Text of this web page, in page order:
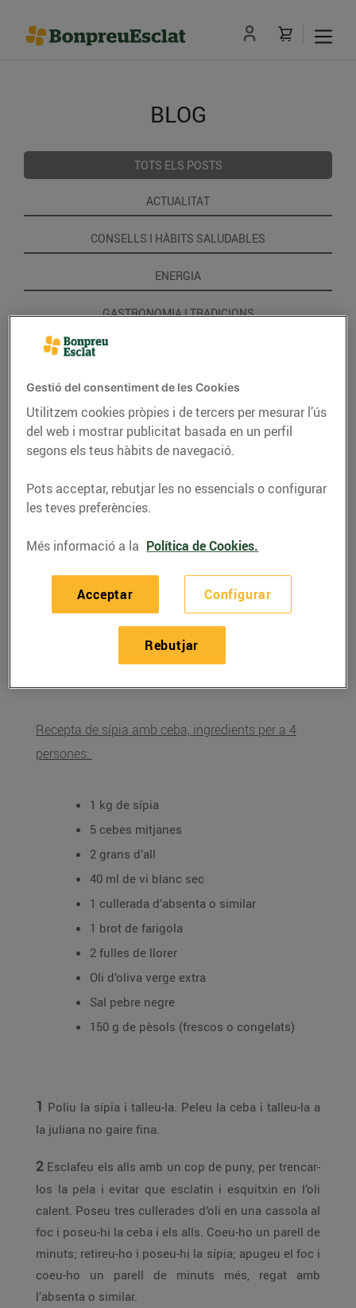
BLOG
TOTS ELS POSTS
ACTUALITAT
CONSELLS I HÀBITS SALUDABLES
ENERGIA
GASTRONOMIA I TRADICIONS
RECEPTES
Recepta de sípia amb
Recepta de sípia amb ceba, ingredients per a 4
persones:
1 kg de sípia
5 cebes mitjanes
2 grans d’all
40 ml de vi blanc sec
1 cullerada d’absenta o similar
1 brot de farigola
2 fulles de llorer
Oli d’oliva verge extra
Sal pebre negre
150 g de pèsols (frescos o congelats)
1 Poliu la sípia i talleu-la. Peleu la ceba i talleu-la a
la juliana no gaire fina.
2 Esclafeu els alls amb un cop de puny, per trencar-
los la pela i evitar que esclatin i esquitxin en l’oli
calent. Poseu tres cullerades d’oli en una cassola al
foc i poseu-hi la ceba i els alls. Coeu-ho un parell de
minuts; retireu-ho i poseu-hi la sípia; apugeu el foc i
coeu-ho un parell de minuts més, regat amb
l’absenta o similar.
Gestió del consentiment de les Cookies
Utilitzem cookies pròpies i de tercers per mesurar l’ús
del web i mostrar publicitat basada en un perfil
segons els teus hàbits de navegació.
Pots acceptar, rebutjar les no essencials o configurar
les teves preferències.
Més informació a la Política de Cookies.
Configurar
Rebutjar
Acceptar